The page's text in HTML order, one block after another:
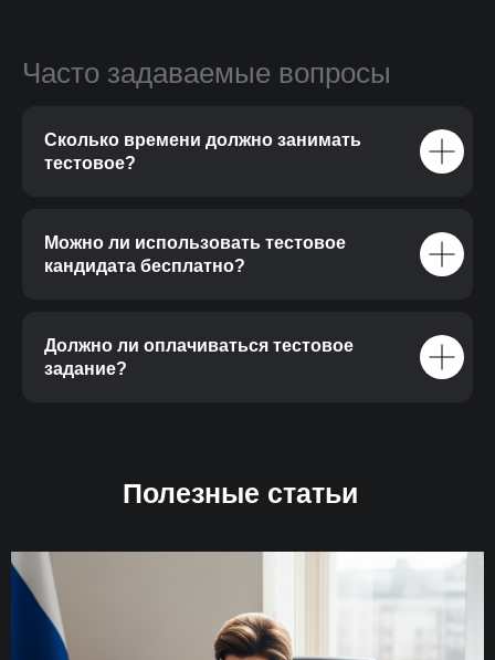
Часто задаваемые вопросы
Сколько времени должно занимать
тестовое?
Можно ли использовать тестовое
кандидата бесплатно?
Должно ли оплачиваться тестовое
задание?
Полезные статьи